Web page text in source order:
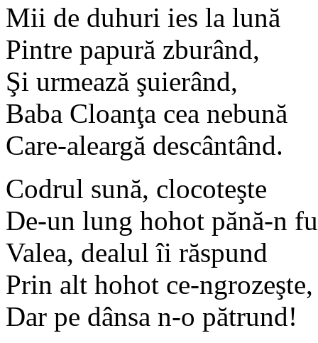
Mii de duhuri ies la lună
Pintre papură zburând,
Şi urmează şuierând,
Baba Cloanţa cea nebună
Care-aleargă descântând.
Codrul sună, clocoteşte
De-un lung hohot pănă-n
Valea, dealul îi răspund
Prin alt hohot ce-ngrozeşte,
Dar pe dânsa n-o pătrund!